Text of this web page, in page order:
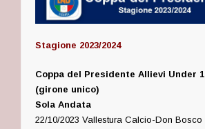
Stagione 2023/2024
Coppa del Presidente Allievi Under
(girone unico)
Sola Andata
22/10/2023 Vallestura Calcio-Don Bosco